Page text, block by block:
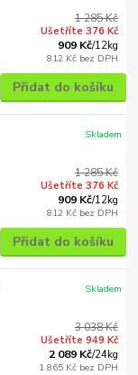
1 285 Kč
Ušetříte 376 Kč
909 Kč/12kg
812 Kč bez DPH
Přidat do košíku
1 285 Kč
Ušetříte 376 Kč
909 Kč/12kg
812 Kč bez DPH
Skladem
Přidat do košíku
3 038 Kč
Ušetříte 949 Kč
2 089 Kč/24kg
1 865 Kč bez DPH
Skladem